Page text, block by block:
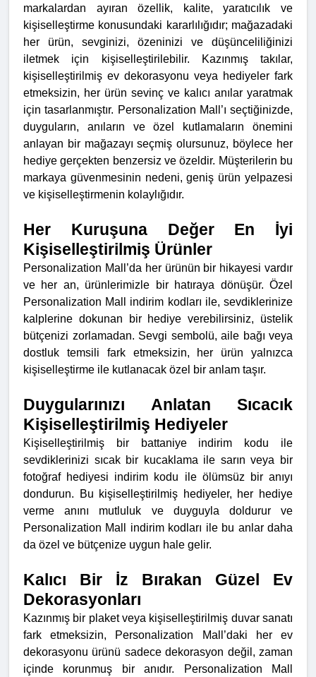
markalardan ayıran özellik, kalite, yaratıcılık ve
kişiselleştirme konusundaki kararlılığıdır; mağazadaki
her ürün, sevginizi, özeninizi ve düşünceliliğinizi
iletmek için kişiselleştirilebilir. Kazınmış takılar,
kişiselleştirilmiş ev dekorasyonu veya hediyeler fark
etmeksizin, her ürün sevinç ve kalıcı anılar yaratmak
için tasarlanmıştır. Personalization Mall’ı seçtiğinizde,
duyguların, anıların ve özel kutlamaların önemini
anlayan bir mağazayı seçmiş olursunuz, böylece her
hediye gerçekten benzersiz ve özeldir. Müşterilerin bu
markaya güvenmesinin nedeni, geniş ürün yelpazesi
ve kişiselleştirmenin kolaylığıdır.
Her Kuruşuna Değer En İyi
Kişiselleştirilmiş Ürünler
Personalization Mall’da her ürünün bir hikayesi vardır
ve her an, ürünlerimizle bir hatıraya dönüşür. Özel
Personalization Mall indirim kodları ile, sevdiklerinize
kalplerine dokunan bir hediye verebilirsiniz, üstelik
bütçenizi zorlamadan. Sevgi sembolü, aile bağı veya
dostluk temsili fark etmeksizin, her ürün yalnızca
kişiselleştirme ile kutlanacak özel bir anlam taşır.
Duygularınızı Anlatan Sıcacık
Kişiselleştirilmiş Hediyeler
Kişiselleştirilmiş bir battaniye indirim kodu ile
sevdiklerinizi sıcak bir kucaklama ile sarın veya bir
fotoğraf hediyesi indirim kodu ile ölümsüz bir anıyı
dondurun. Bu kişiselleştirilmiş hediyeler, her hediye
verme anını mutluluk ve duyguyla doldurur ve
Personalization Mall indirim kodları ile bu anlar daha
da özel ve bütçenize uygun hale gelir.
Kalıcı Bir İz Bırakan Güzel Ev
Dekorasyonları
Kazınmış bir plaket veya kişiselleştirilmiş duvar sanatı
fark etmeksizin, Personalization Mall’daki her ev
dekorasyonu ürünü sadece dekorasyon değil, zaman
içinde korunmuş bir anıdır. Personalization Mall